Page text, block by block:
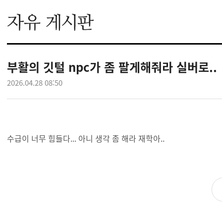
부활의 깃털 npc가 좀 팔게해줘라 실버로..
2026.04.28 08:50
수급이 너무 힘들다... 아니 생각 좀 해라 재학아..